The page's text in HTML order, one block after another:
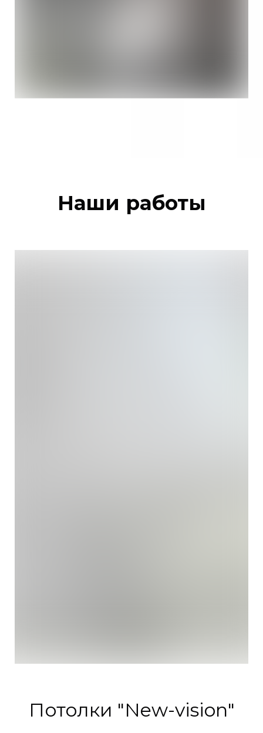
Наши работы
Потолки "New-vision"